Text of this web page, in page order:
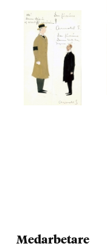
Medarbetare